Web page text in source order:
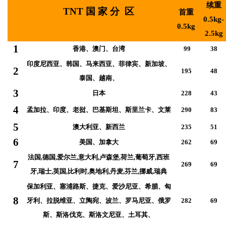
TNT 国 家 分 区
首重
0.5kg
续重
0.5kg-
2.5kg
1 香港、澳门、台湾 99 38
2
印度尼西亚、韩国、马来西亚、菲律宾、新加坡、
泰国、越南、
195 48
3 日本 228 43
4 孟加拉、印度、老挝、巴基斯坦、斯里兰卡、文莱 290 83
5 澳大利亚、新西兰 235 51
6 美国、加拿大 262 69
7
法国,德国,爱尔兰,意大利,卢森堡,荷兰,葡萄牙,西班
牙,瑞士,英国,比利时,奥地利,丹麦,芬兰,挪威,瑞典
269 69
8
保加利亚、塞浦路斯、捷克、爱沙尼亚、希腊、匈
牙利、拉脱维亚、立陶宛、波兰、罗马尼亚、俄罗
斯、斯洛伐克、斯洛文尼亚、土耳其、
282 69